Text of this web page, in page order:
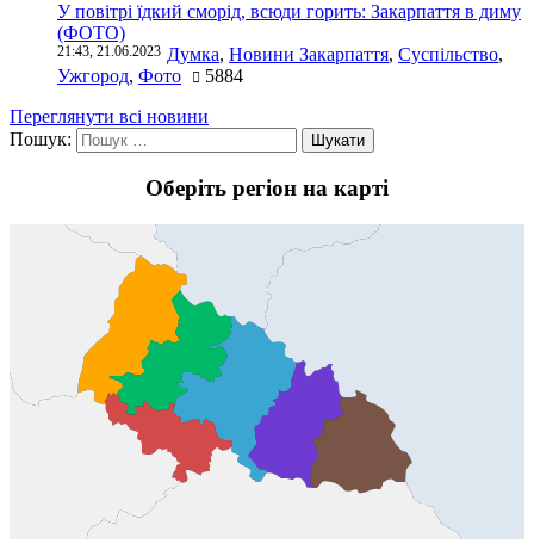
У повітрі їдкий сморід, всюди горить: Закарпаття в диму
(ФОТО)
21:43, 21.06.2023 Думка, Новини Закарпаття, Суспільство,
Ужгород, Фото
5884
Переглянути всі новини
Пошук:
Оберіть регіон на карті